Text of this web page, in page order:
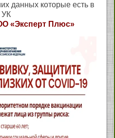
данных которые есть в
УК
«Эксперт Плюс»